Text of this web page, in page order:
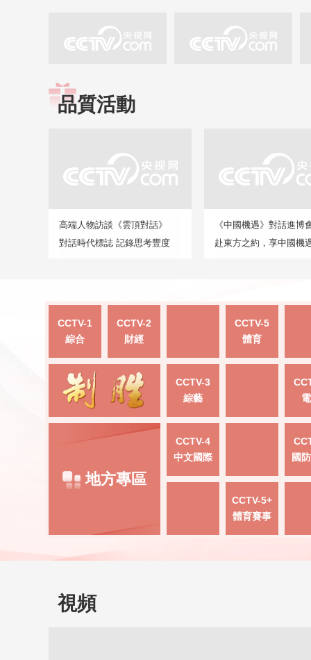
品質活動
高端人物訪談《雲頂對話》
對話時代標誌 記錄思考豐度
《中國機遇》對話進博
赴東方之約，享中國機
CCTV-1
綜合
CCTV-2
財經
CCTV-5
體育
CCTV-3
綜藝
地方專區
CCTV-4
中文國際
國
CCTV-5+
體育賽事
視頻